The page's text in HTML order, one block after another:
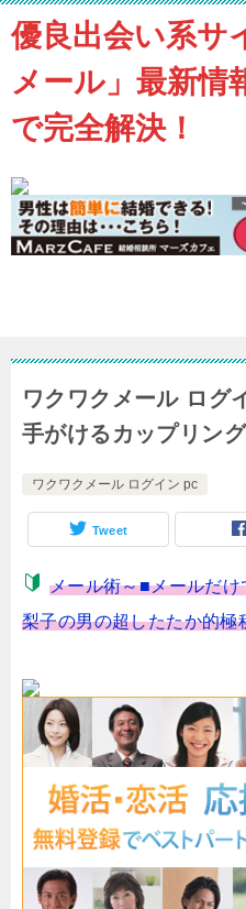
優良出会い系サ
メール」最新情
で完全解決！
ワクワクメール ログ
手がけるカップリン
ワクワクメール ログイン pc
Tweet
メール術～■メールだ
梨子の男の超したたか的極